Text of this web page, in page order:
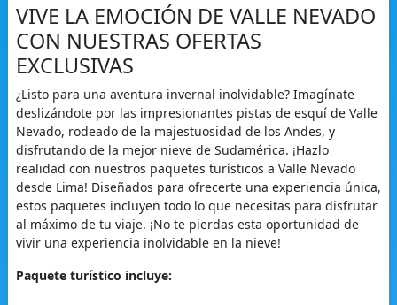
VIVE LA EMOCIÓN DE VALLE NEVADO
CON NUESTRAS OFERTAS
EXCLUSIVAS
¿Listo para una aventura invernal inolvidable? Imagínate
deslizándote por las impresionantes pistas de esquí de Valle
Nevado, rodeado de la majestuosidad de los Andes, y
disfrutando de la mejor nieve de Sudamérica. ¡Hazlo
realidad con nuestros paquetes turísticos a Valle Nevado
desde Lima! Diseñados para ofrecerte una experiencia única,
estos paquetes incluyen todo lo que necesitas para disfrutar
al máximo de tu viaje. ¡No te pierdas esta oportunidad de
vivir una experiencia inolvidable en la nieve!
Paquete turístico incluye: